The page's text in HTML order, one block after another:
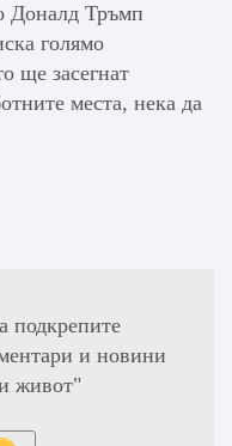
Доналд Тръмп
голямо
ще засегнат
места, нека да
подкрепите
и новини
живот"